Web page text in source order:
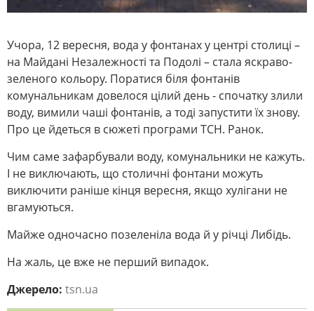
Учора, 12 вересня, вода у фонтанах у центрі столиці –
на Майдані Незалежності та Подолі – стала яскраво-
зеленого кольору. Поратися біля фонтанів
комунальникам довелося цілий день - спочатку злили
воду, вимили чаші фонтанів, а тоді запустити їх знову.
Про це йдеться в сюжеті програми ТСН. Ранок.
Чим саме зафарбували воду, комунальники не кажуть.
І не виключають, що столичні фонтани можуть
виключити раніше кінця вересня, якщо хулігани не
вгамуються.
Майже одночасно позеленіла вода й у річці Либідь.
На жаль, це вже не перший випадок.
Джерело: tsn.ua